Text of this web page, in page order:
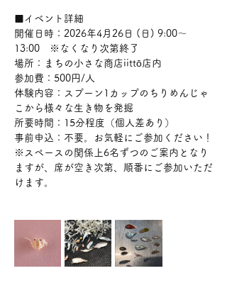
■イベント詳細
開催日時：2026年4月26日 (日) 9:00～
13:00　※なくなり次第終了
場所：まちの小さな商店iittō店内
参加費：500円/人
体験内容：スプーン1カップのちりめんじゃ
こから様々な生き物を発掘
所要時間：15分程度（個人差あり）
事前申込：不要。お気軽にご参加ください！
※スペースの関係上6名ずつのご案内となり
ますが、席が空き次第、順番にご参加いただ
けます。